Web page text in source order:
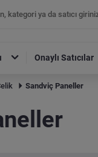
Onaylı Satıcılar
Sandviç Paneller